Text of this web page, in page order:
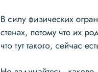
В силу физических
стенах, потому что их
что тут такого, сейчас